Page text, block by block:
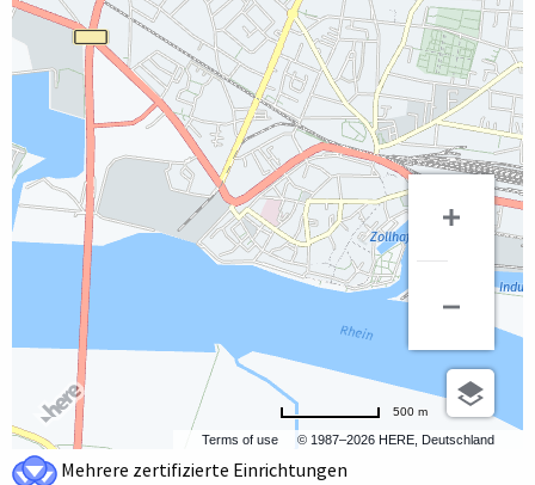
Terms of use © 1987–2026 HERE, Deutschland
500 m
Mehrere zertifizierte Einrichtungen